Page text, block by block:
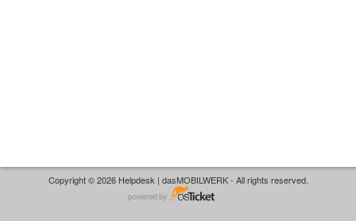
Copyright © 2026 Helpdesk | dasMOBILWERK - All rights reserved.